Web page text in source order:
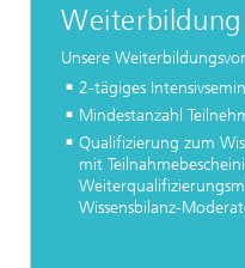
Unsere
2-tägiges
Mindestanzahl
Qualifizierung zum
mit
Wissensbilanz-